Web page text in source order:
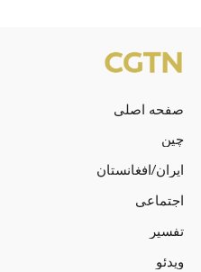
صفحه اصلی
چین
ایران/افغانستان
اجتماعی
تفسیر
ویدئو